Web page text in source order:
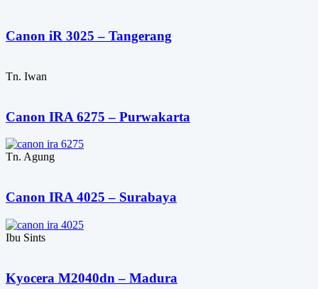
Canon iR 3025 – Tangerang
Tn. Iwan
Canon IRA 6275 – Purwakarta
Tn. Agung
Canon IRA 4025 – Surabaya
Ibu Sints
Kyocera M2040dn – Madura